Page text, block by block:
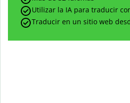
Utilizar la IA para traducir
Traducir en un sitio web